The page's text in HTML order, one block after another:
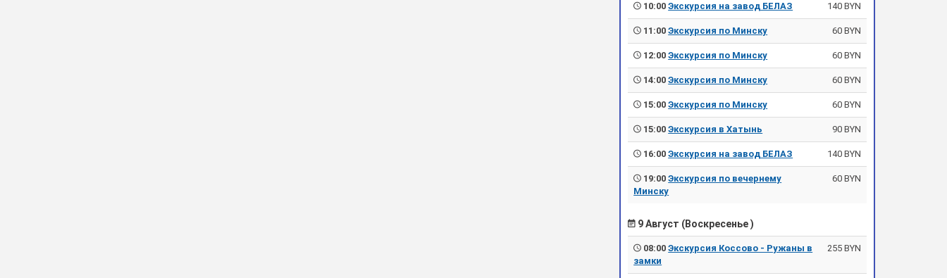
10:00Экскурсия на завод БЕЛАЗ 140 BYN
11:00Экскурсия по Минску 60 BYN
12:00Экскурсия по Минску 60 BYN
14:00Экскурсия по Минску 60 BYN
15:00Экскурсия по Минску 60 BYN
15:00Экскурсия в Хатынь 90 BYN
16:00Экскурсия на завод БЕЛАЗ 140 BYN
19:00Экскурсия по вечернему
Минску
60 BYN
9 Август (Воскресенье )
08:00Экскурсия Коссово - Ружаны в
замки
255 BYN